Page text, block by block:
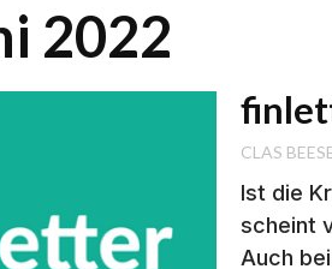
2022
CLAS
Ist die
scheint
Auch